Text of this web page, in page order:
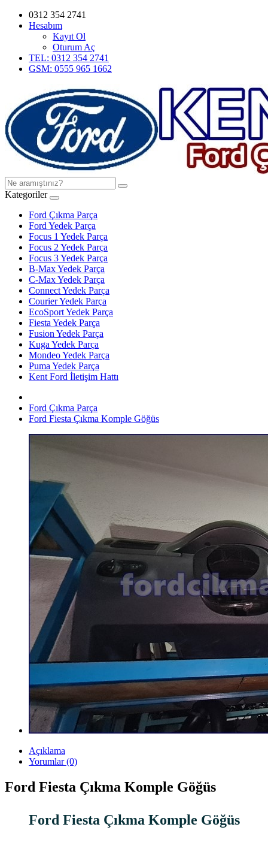
0312 354 2741
Hesabım
Kayıt Ol
Oturum Aç
TEL: 0312 354 2741
GSM: 0555 965 1662
Kategoriler
Ford Çıkma Parça
Ford Yedek Parça
Focus 1 Yedek Parça
Focus 2 Yedek Parça
Focus 3 Yedek Parça
B-Max Yedek Parça
C-Max Yedek Parça
Connect Yedek Parça
Courier Yedek Parça
EcoSport Yedek Parça
Fiesta Yedek Parça
Fusion Yedek Parça
Kuga Yedek Parça
Mondeo Yedek Parça
Puma Yedek Parça
Kent Ford İletişim Hattı
Ford Çıkma Parça
Ford Fiesta Çıkma Komple Göğüs
Açıklama
Yorumlar (0)
Ford Fiesta Çıkma Komple Göğüs
Ford Fiesta Çıkma Komple Göğüs